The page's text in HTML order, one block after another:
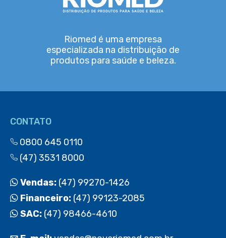
Riomed é uma empresa
especializada na distribuição de
produtos para saúde e beleza.
CONTATO
0800 645 0110
(47) 3531 8000
Vendas: (47) 99270-1426
Financeiro: (47) 99123-2085
SAC: (47) 98466-4610